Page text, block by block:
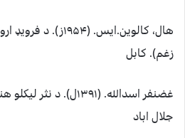
هال، کالوین.ایس.
زغم). کابل
غضنفر اسدالله. (۱۳۹۱ل).
جلال اباد